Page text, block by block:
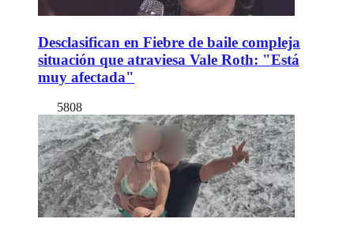
Desclasifican en Fiebre de baile compleja
situación que atraviesa Vale Roth: "Está
muy afectada"
5808